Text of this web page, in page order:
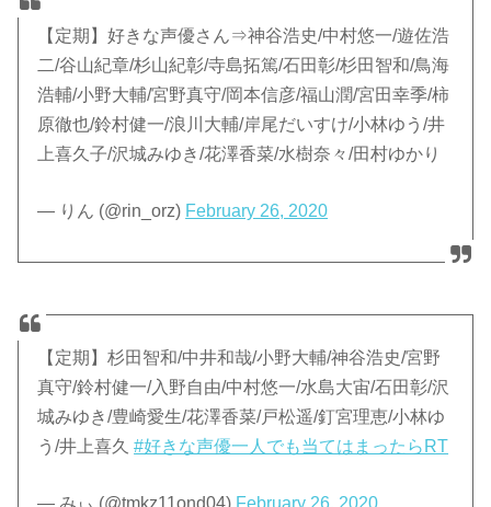
【定期】好きな声優さん⇒神谷浩史/中村悠一/遊佐浩
二/谷山紀章/杉山紀彰/寺島拓篤/石田彰/杉田智和/鳥海
浩輔/小野大輔/宮野真守/岡本信彦/福山潤/宮田幸季/柿
原徹也/鈴村健一/浪川大輔/岸尾だいすけ/小林ゆう/井
上喜久子/沢城みゆき/花澤香菜/水樹奈々/田村ゆかり
— りん (@rin_orz) February 26, 2020
【定期】杉田智和/中井和哉/小野大輔/神谷浩史/宮野
真守/鈴村健一/入野自由/中村悠一/水島大宙/石田彰/沢
城みゆき/豊崎愛生/花澤香菜/戸松遥/釘宮理恵/小林ゆ
う/井上喜久#好きな声優一人でも当てはまったらRT